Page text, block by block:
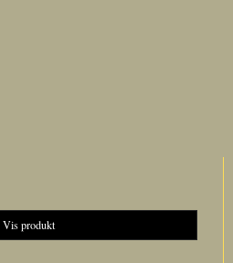
Vis produkt